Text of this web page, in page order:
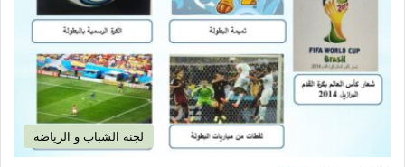
لجنة الشباب و الرياضة